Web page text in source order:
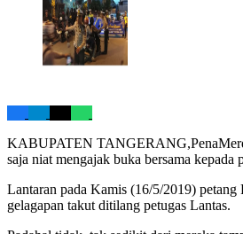
KABUPATEN
saja niat mengajak buka bersama kepada
Lantaran pada Kamis (16/5/2019) petang
gelagapan takut ditilang petugas Lantas.